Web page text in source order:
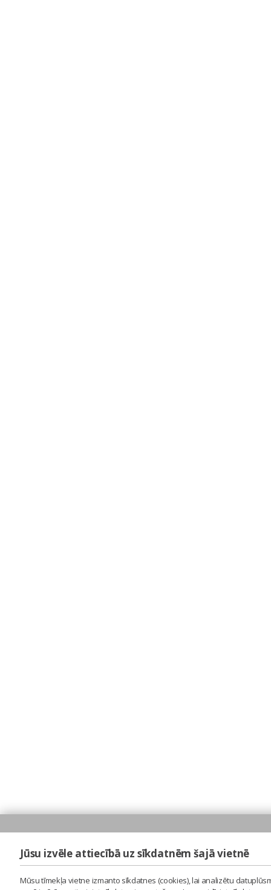
Jūsu izvēle attiecībā uz sīkdatnēm šajā vietnē
Mūsu tīmekļa vietne izmanto sīkdatnes (cookies), lai analizētu